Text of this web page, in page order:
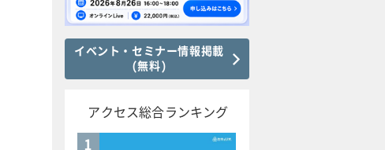
イベント・セミナー情報掲載
(無料)
アクセス総合ランキング
1